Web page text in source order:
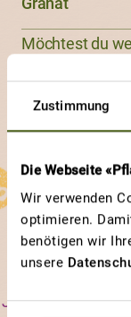
Zustimmung
Die Webseite
Wir verwenden
optimieren.
benötigen wir
unsere
Möchtest du
Jede